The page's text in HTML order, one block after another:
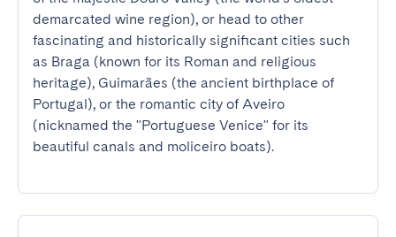
demarcated wine region), or head to other
fascinating and historically significant cities such
as Braga (known for its Roman and religious
heritage), Guimarães (the ancient birthplace of
Portugal), or the romantic city of Aveiro
(nicknamed the "Portuguese Venice" for its
beautiful canals and moliceiro boats).